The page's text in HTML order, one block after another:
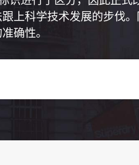
上科学技术发展的步伐
确性。